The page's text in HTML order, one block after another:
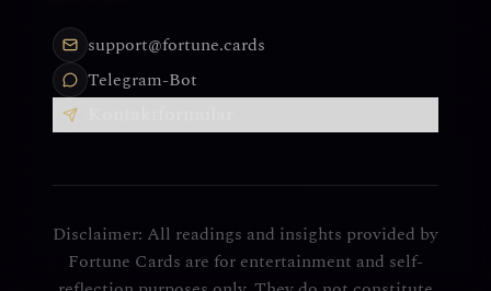
support@fortune.cards
Telegram-Bot
Disclaimer: All readings and insights provided by
Fortune Cards are for entertainment and self-